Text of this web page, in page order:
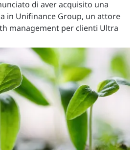
di aver acquisito una
in Unifinance Group, un attore
management per clienti Ultra